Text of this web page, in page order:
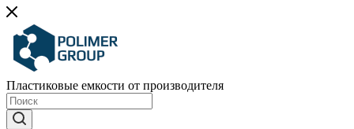
Пластиковые емкости от производителя